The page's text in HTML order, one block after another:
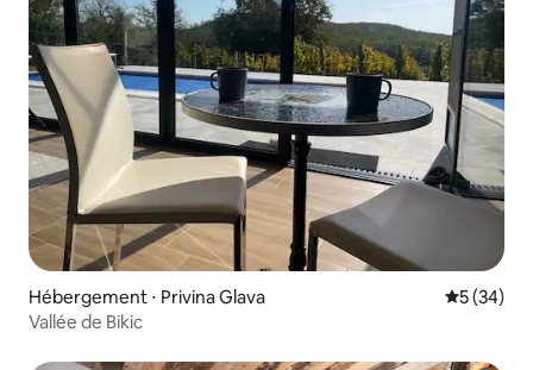
Hébergement ⋅ Privina Glava
5 (34)
Vallée de Bikic